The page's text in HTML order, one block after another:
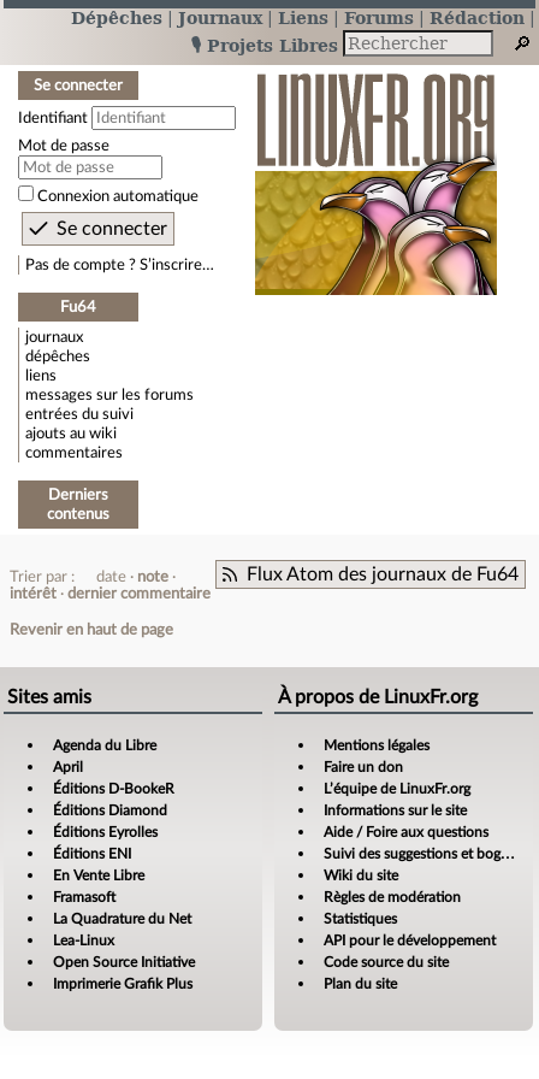
Dépêches Journaux Liens Forums
Rédaction
🎙️ Projets Libres
Se connecter
Identifiant
Mot de passe
Connexion automatique
Pas de compte ? S’inscrire…
Fu64
journaux
dépêches
liens
messages sur les forums
entrées du suivi
ajouts au wiki
commentaires
Derniers
contenus
Flux Atom des journaux de Fu64
Trier par : date
note
intérêt
dernier commentaire
Revenir en haut de page
Sites amis
Agenda du Libre
April
Éditions D-BookeR
Éditions Diamond
Éditions Eyrolles
Éditions ENI
En Vente Libre
Framasoft
La Quadrature du Net
Lea-Linux
Open Source Initiative
Imprimerie Grafik Plus
À propos de LinuxFr.org
Mentions légales
Faire un don
L’équipe de LinuxFr.org
Informations sur le site
Aide / Foire aux questions
Suivi des suggestions et bogues
Wiki du site
Règles de modération
Statistiques
API pour le développement
Code source du site
Plan du site